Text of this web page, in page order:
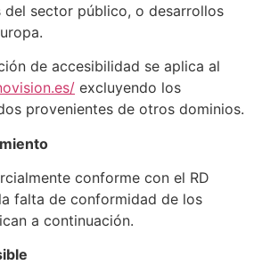
sector público, o desarrollos
de accesibilidad se aplica al
excluyendo los
provenientes de otros dominios.
conforme con el RD
falta de conformidad de los
a continuación.